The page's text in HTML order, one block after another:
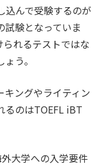
込んで受験するのが
試験となっていま
れるテストではな
う。
キングやライティン
るのはTOEFL iBT
大学への入学要件